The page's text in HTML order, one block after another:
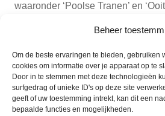
Beheer
Om de beste ervaringen te bieden, gebruiken
cookies om informatie over je apparaat op te
Door in te stemmen met deze technologieën
surfgedrag of unieke ID's op deze site
geeft of uw toestemming intrekt, kan dit een
bepaalde functies en mogelijkheden.
waaronder ‘Poolse Tranen’ en
Tijdens de lezing zullen diverse
getoond.
De toegang is gratis voor
bezoekers betalen een bijdrage